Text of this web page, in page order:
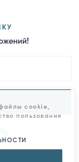
cookie,
пользования